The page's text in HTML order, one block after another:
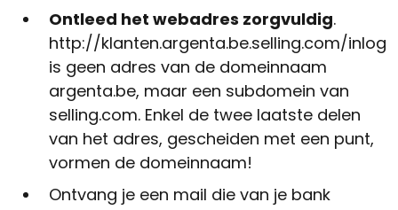
Ontleed het webadres zorgvuldig.
http://klanten.argenta.be.selling.com/inlog
is geen adres van de domeinnaam
argenta.be, maar een subdomein van
selling.com. Enkel de twee laatste delen
van het adres, gescheiden met een punt,
vormen de domeinnaam!
Ontvang je een mail die van je bank